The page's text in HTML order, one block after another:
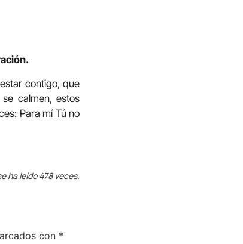
contigo, que
calmen, estos
Para mí Tú no
ha leído 478 veces.
con *